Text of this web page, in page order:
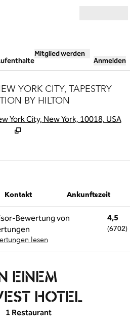
Mitglied werden
Anmelden
YORK CITY, TAPESTRY
BY HILTON
York City, New York, 10018, USA
Kontakt Ankunftszeit
4,5
(6702)
lesen
EINEM
HOTEL
1 Restaurant